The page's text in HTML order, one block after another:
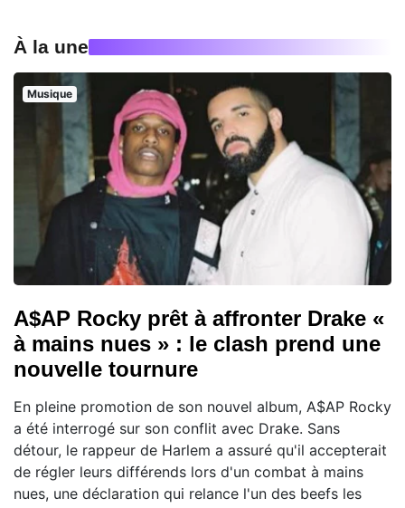
À la une
Musique
A$AP Rocky prêt à affronter Drake «
à mains nues » : le clash prend une
nouvelle tournure
En pleine promotion de son nouvel album, A$AP Rocky
a été interrogé sur son conflit avec Drake. Sans
détour, le rappeur de Harlem a assuré qu'il accepterait
de régler leurs différends lors d'un combat à mains
nues, une déclaration qui relance l'un des beefs les